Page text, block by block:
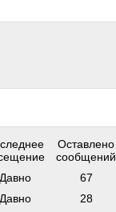
Оставлено
сообщений
Давно
67
Давно
28